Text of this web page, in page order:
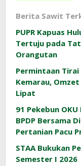
Berita Sawit
PUPR Kapuas
Tertuju pada
Orangutan
Permintaan
Kemarau,
Lipat
91 Pekebun
BPDP Bersama
Pertanian Pacu
STAA Bukukan
Semester I 2026